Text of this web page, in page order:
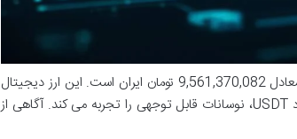
قیمت لحظه ای بیت کوین (BTC) در حال حاضر حدود 110,980 دلار آمریکا معادل 9,561,370,082 تومان ایران است. این ارز دیجیتال
پیشرو، با ارزش بازار 2.2 تریلیون USDT و حجم معاملات روزانه 55.97 میلیارد USDT، نوسانات قابل توجهی را تجربه می کند. آگاهی از